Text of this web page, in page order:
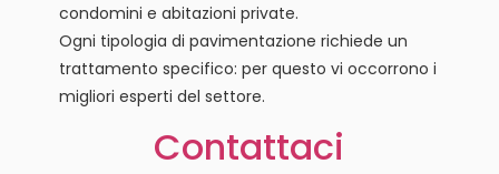
condomini e abitazioni private.
Ogni tipologia di pavimentazione richiede un
trattamento specifico: per questo vi occorrono i
migliori esperti del settore.
Contattaci